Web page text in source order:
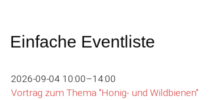
Einfache Eventliste
2026-09-04 10:00–14:00
Vortrag zum Thema "Honig- und Wildbienen"